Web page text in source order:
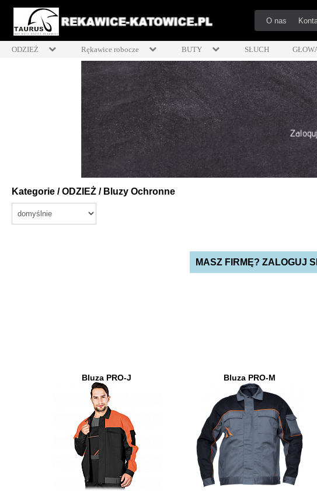
O nas
ODZIEŻ Rękawice robocze BUTY SŁUCH
Kategorie /ODZIEŻ / Bluzy Ochronne
MASZ FIRMĘ? ZALOGUJ
Bluza PRO-J Bluza PRO-M